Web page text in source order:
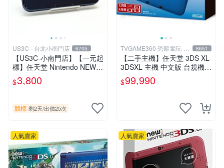
US3C - 台北小南門店 6705
【US3C-小南門店】【一元起
標】任天堂 Nintendo NEW 3
DS LL RED-001 藍 裸眼3D
顯示 C搖桿 二手掌上型電玩
$3,800
競標 剩2天/出價25次
TVGAME360 恐龍電玩-台
中店
8651
【二手主機】任天堂 3DS XL
3DSXL 主機 中文版 台規機
藍色 附充電器 裸裝【台中恐
龍電玩】
$99,990
人氣賣家 人氣賣家